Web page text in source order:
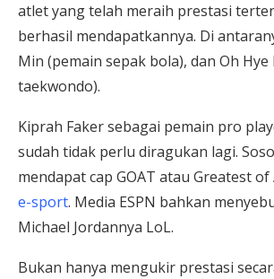
atlet yang telah meraih prestasi
berhasil mendapatkannya. Di
Min (pemain sepak bola), dan Oh Hye
taekwondo).
Kiprah Faker sebagai pemain pro
sudah tidak perlu diragukan lagi.
mendapat cap GOAT atau Greatest
e-sport. Media ESPN bahkan
Michael Jordannya LoL.
Bukan hanya mengukir prestasi